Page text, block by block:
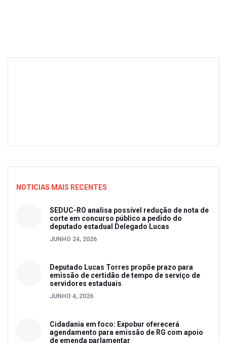
NOTICIAS MAIS RECENTES
SEDUC-RO analisa possível redução de nota de
corte em concurso público a pedido do
deputado estadual Delegado Lucas
JUNHO 24, 2026
Deputado Lucas Torres propõe prazo para
emissão de certidão de tempo de serviço de
servidores estaduais
JUNHO 4, 2026
Cidadania em foco: Expobur oferecerá
agendamento para emissão de RG com apoio
de emenda parlamentar